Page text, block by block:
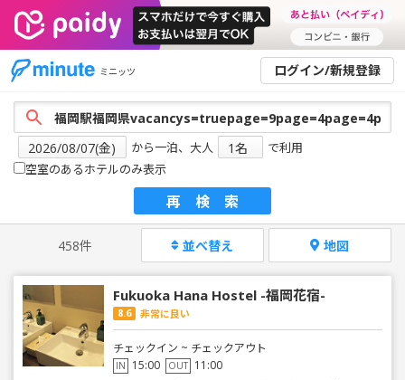
ミニッツ ログイン/新規登録
から一泊、大人
で利用
空室のあるホテルのみ表示
再検索
458件 並べ替え 地図
Fukuoka Hana Hostel -福岡花宿-
8.6 非常に良い
チェックイン ~ チェックアウト
IN 15:00 OUT 11:00